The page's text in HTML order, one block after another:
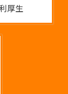
厚生